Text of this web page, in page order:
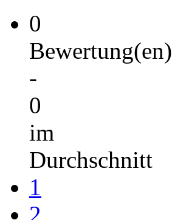
0
Bewertung(en)
-
0
im
Durchschnitt
1
2